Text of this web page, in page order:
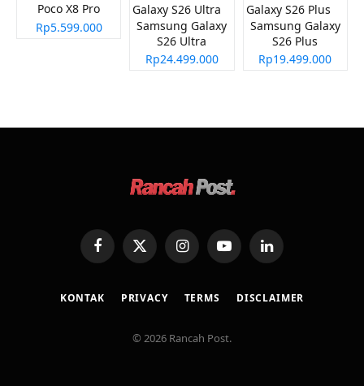
Poco X8 Pro
Rp5.599.000
Samsung Galaxy
S26 Ultra
Rp24.499.000
Samsung Galaxy
S26 Plus
Rp19.499.000
FacebookX
(Twitter)
InstagramYouTubeLinkedIn
KONTAK PRIVACY TERMS DISCLAIMER
© 2026 Rancah Post.